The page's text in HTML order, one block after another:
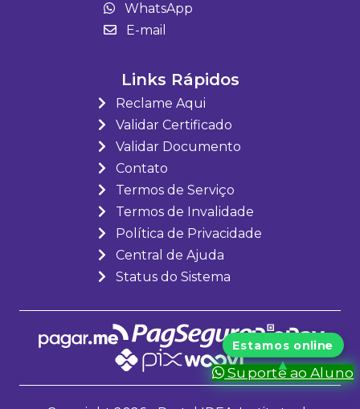
Suporte ao Aluno
WhatsApp
E-mail
Links Rápidos
Reclame Aqui
Validar Certificado
Validar Documento
Contato
Termos de Serviço
Termos de Invalidade
Política de Privacidade
Central de Ajuda
Status do Sistema